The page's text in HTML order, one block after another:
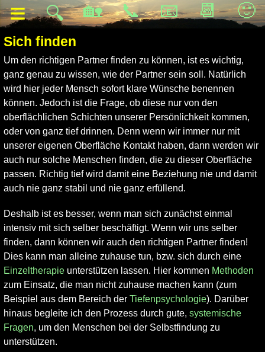
≡ 🔍 🏡 📞 📧 📆 🙂
Sich finden
Um den richtigen Partner finden zu können, ist es wichtig,
ganz genau zu wissen, wie der Partner sein soll. Natürlich
wird hier jeder Mensch sofort klare Wünsche benennen
können. Jedoch ist die Frage, ob diese nur von den
oberflächlichen Schichten unserer Persönlichkeit kommen,
oder von ganz tief drinnen. Denn wenn wir immer nur mit
unserer eigenen Oberfläche Kontakt haben, dann werden wir
auch nur solche Menschen finden, die zu dieser Oberfläche
passen. Richtig tief wird damit eine Beziehung nie und damit
auch nie ganz stabil und nie ganz erfüllend.
Deshalb ist es besser, wenn man sich zunächst einmal
intensiv mit sich selber beschäftigt. Wenn wir uns selber
finden, dann können wir auch den richtigen Partner finden!
Dies kann man alleine zuhause tun, bzw. sich durch eine
Einzeltherapie unterstützen lassen. Hier kommen Methoden
zum Einsatz, die man nicht zuhause machen kann (zum
Beispiel aus dem Bereich derTiefenpsychologie). Darüber
hinaus begleite ich den Prozess durch gute,systemische
Fragen, um den Menschen bei der Selbstfindung zu
unterstützen.